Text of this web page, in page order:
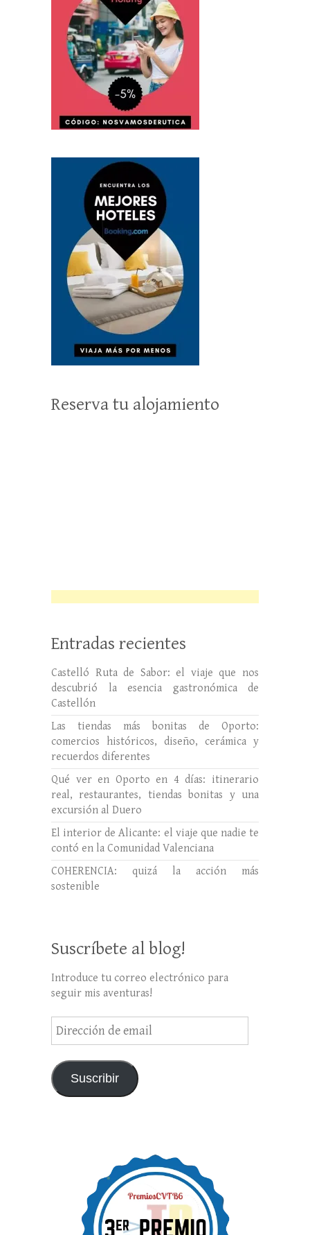
Reserva tu alojamiento
Entradas recientes
Castelló Ruta de Sabor: el viaje que nos
descubrió la esencia gastronómica de
Castellón
Las tiendas más bonitas de Oporto:
comercios históricos, diseño, cerámica y
recuerdos diferentes
Qué ver en Oporto en 4 días: itinerario
real, restaurantes, tiendas bonitas y una
excursión al Duero
El interior de Alicante: el viaje que nadie te
contó en la Comunidad Valenciana
COHERENCIA: quizá la acción más
sostenible
Suscríbete al blog!
Introduce tu correo electrónico para
seguir mis aventuras!
Dirección
de
Suscribir